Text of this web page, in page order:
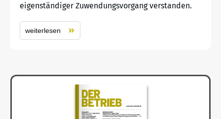
eigenständiger Zuwendungsvorgang verstanden.
weiterlesen